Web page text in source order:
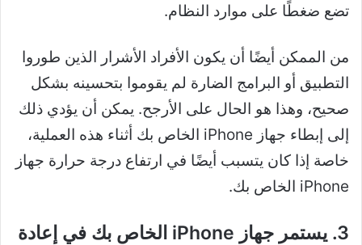
تضع ضغطًا على موارد النظام.
من الممكن أيضًا أن يكون الأفراد الأشرار الذين طوروا
التطبيق أو البرامج الضارة لم يقوموا بتحسينه بشكل
صحيح، وهذا هو الحال على الأرجح. يمكن أن يؤدي ذلك
إلى إبطاء جهاز iPhone الخاص بك أثناء هذه العملية،
خاصة إذا كان يتسبب أيضًا في ارتفاع درجة حرارة جهاز
iPhone الخاص بك.
3. يستمر جهاز iPhone الخاص بك في إعادة